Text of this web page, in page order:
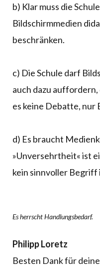
b) Klar muss die
Bildschirmmedien
beschränken.
c) Die Schule darf
auch dazu auffordern,
es keine Debatte, nur
d) Es braucht
»Unversehrtheit« ist
kein sinnvoller Begriff
Es herrscht Handlungsbedarf.
Philipp Loretz
Besten Dank für